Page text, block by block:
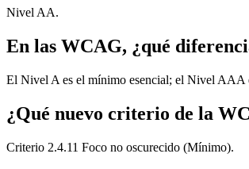
Nivel AA.
En las WCAG, ¿qué
El Nivel A es el mínimo esencial; el Nivel AAA
¿Qué nuevo criterio de la
Criterio 2.4.11 Foco no oscurecido (Mínimo).